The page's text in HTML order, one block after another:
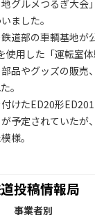
グルメつるぎ大会
ました。
道部の車輌基地が
使用した「運転室
品やグッズの販売
。
けたED20形
予定されていたが
様。
投稿情報局
事業者別